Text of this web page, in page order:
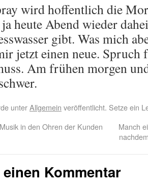
wird hoffentlich die
heute Abend wieder
gibt. Was mich
jetzt einen neue. Spruch
Am frühen morgen
unterAllgemein veröffentlicht. Setze ein
in den Ohren der Kunden
Manch
Kommentar